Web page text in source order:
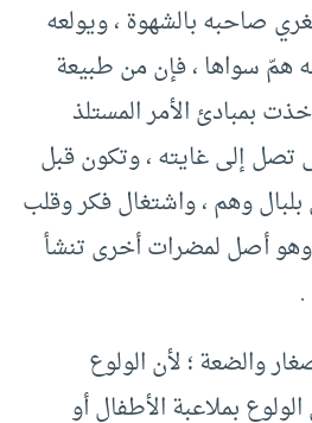
صاحبه بالشهوة ، ويولعه
همّ سواها ، فإن من طبيعة
بمبادئ الأمر المستلذ
تصل إلى غايته ، وتكون قبل
وهم ، واشتغال فكر وقلب
أصل لمضرات أخرى تنشأ
.
والضعة ؛ لأن الولوع
بملاعبة الأطفال أو